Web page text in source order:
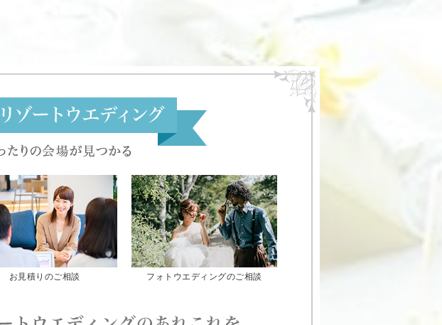
お見積りのご相談 フォトウエディングのご相談